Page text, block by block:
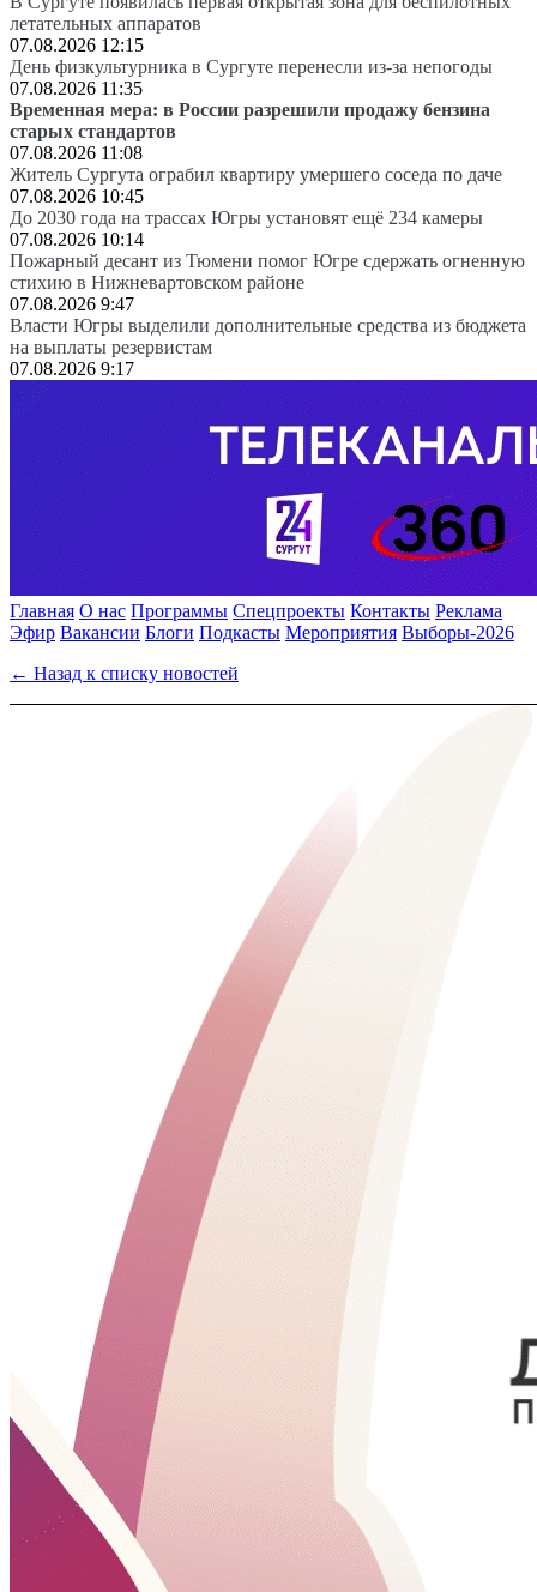
летательных аппаратов
07.08.2026 12:15
День физкультурника в Сургуте перенесли из-за непогоды
07.08.2026 11:35
Временная мера: в России разрешили продажу бензина
старых стандартов
07.08.2026 11:08
Житель Сургута ограбил квартиру умершего соседа по даче
07.08.2026 10:45
До 2030 года на трассах Югры установят ещё 234 камеры
07.08.2026 10:14
Пожарный десант из Тюмени помог Югре сдержать огненную
стихию в Нижневартовском районе
07.08.2026 9:47
Власти Югры выделили дополнительные средства из бюджета
на выплаты резервистам
07.08.2026 9:17
Главная О нас Программы Спецпроекты Контакты Реклама
Эфир Вакансии Блоги Подкасты Мероприятия Выборы-2026
← Назад к списку новостей